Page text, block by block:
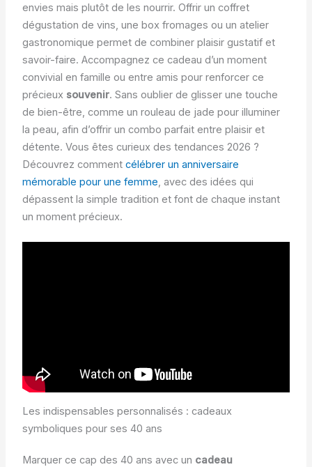
envies mais plutôt de les nourrir. Offrir un coffret
dégustation de vins, une box fromages ou un atelier
gastronomique permet de combiner plaisir gustatif et
savoir-faire. Accompagnez ce cadeau d’un moment
convivial en famille ou entre amis pour renforcer ce
précieux souvenir. Sans oublier de glisser une touche
de bien-être, comme un rouleau de jade pour illuminer
la peau, afin d’offrir un combo parfait entre plaisir et
détente. Vous êtes curieux des tendances 2026 ?
Découvrez comment célébrer un anniversaire
mémorable pour une femme, avec des idées qui
dépassent la simple tradition et font de chaque instant
un moment précieux.
Les indispensables personnalisés : cadeaux
symboliques pour ses 40 ans
Marquer ce cap des 40 ans avec un cadeau